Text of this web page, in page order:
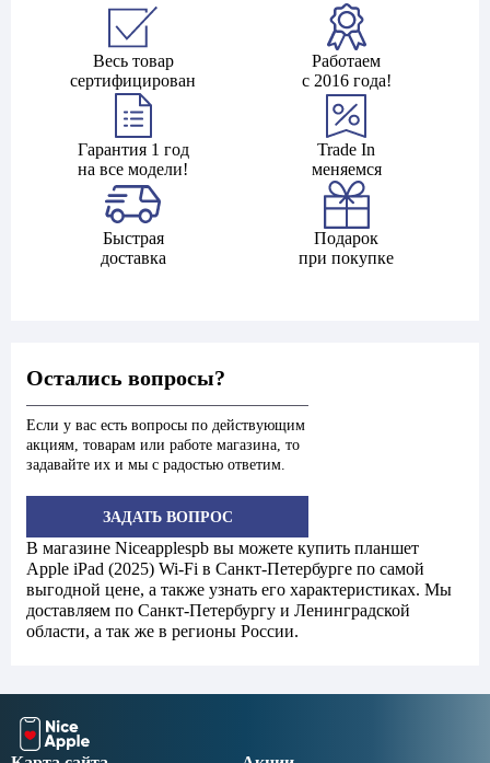
Весь товар
сертифицирован
Работаем
с 2016 года!
Гарантия 1 год
на все модели!
Trade In
меняемся
Быстрая
доставка
Подарок
при покупке
Остались вопросы?
Если у вас есть вопросы по действующим
акциям, товарам или работе магазина, то
задавайте их и мы с радостью ответим.
ЗАДАТЬ ВОПРОС
В магазине Niceapplespb вы можете купить планшет
Apple iPad (2025) Wi-Fi в Санкт-Петербурге по самой
выгодной цене, а также узнать его характеристиках. Мы
доставляем по Санкт-Петербургу и Ленинградской
области, а так же в регионы России.